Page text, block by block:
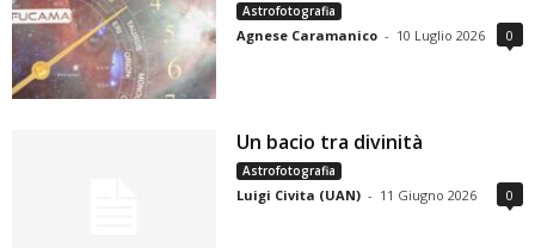
Astrofotografia
Agnese Caramanico - 10 Luglio 2026 0
Un bacio tra divinità
Astrofotografia
Luigi Civita (UAN) - 11 Giugno 2026 0